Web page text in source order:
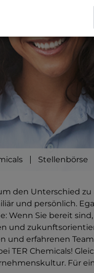
Stellenbörse
den Unterschied
und persönlich.
Wenn Sie bereit
und
und erfahrenen
TER Chemicals!
Für